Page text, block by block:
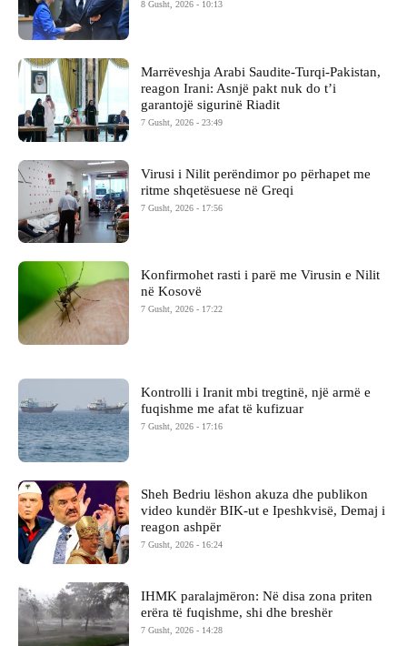
8 Gusht, 2026 - 10:13
Marrëveshja Arabi Saudite-Turqi-Pakistan,
reagon Irani: Asnjë pakt nuk do t’i
garantojë sigurinë Riadit
7 Gusht, 2026 - 23:49
Virusi i Nilit perëndimor po përhapet me
ritme shqetësuese në Greqi
7 Gusht, 2026 - 17:56
Konfirmohet rasti i parë me Virusin e Nilit
në Kosovë
7 Gusht, 2026 - 17:22
Kontrolli i Iranit mbi tregtinë, një armë e
fuqishme me afat të kufizuar
7 Gusht, 2026 - 17:16
Sheh Bedriu lëshon akuza dhe publikon
video kundër BIK-ut e Ipeshkvisë, Demaj i
reagon ashpër
7 Gusht, 2026 - 16:24
IHMK paralajmëron: Në disa zona priten
erëra të fuqishme, shi dhe breshër
7 Gusht, 2026 - 14:28